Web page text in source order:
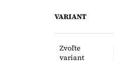
VARIANT
Zvoľte
variant